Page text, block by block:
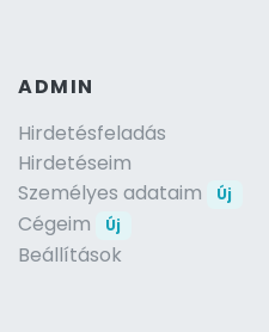
ADMIN
Hirdetésfeladás
Hirdetéseim
Személyes adataim
Új
Cégeim Új
Beállítások